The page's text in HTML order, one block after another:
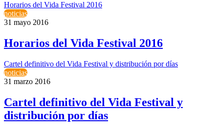
Horarios del Vida Festival 2016
noticias
31 mayo 2016
Horarios del Vida Festival 2016
Cartel definitivo del Vida Festival y distribución por días
noticias
31 marzo 2016
Cartel definitivo del Vida Festival y
distribución por días